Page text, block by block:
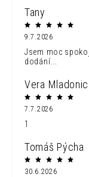
Tany
9.7.2026
Jsem moc
dodání...
Vera
7.7.2026
1
Tomáš Pýcha
30.6.2026